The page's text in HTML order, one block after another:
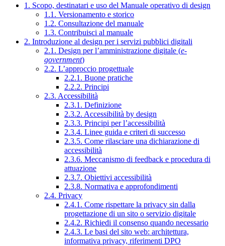
1. Scopo, destinatari e uso del Manuale operativo di design
1.1. Versionamento e storico
1.2. Consultazione del manuale
1.3. Contribuisci al manuale
2. Introduzione al design per i servizi pubblici digitali
2.1. Design per l’amministrazione digitale (e-
government)
2.2. L’approccio progettuale
2.2.1. Buone pratiche
2.2.2. Principi
2.3. Accessibilità
2.3.1. Definizione
2.3.2. Accessibilità by design
2.3.3. Principi per l’accessibilità
2.3.4. Linee guida e criteri di successo
2.3.5. Come rilasciare una dichiarazione di
accessibilità
2.3.6. Meccanismo di feedback e procedura di
attuazione
2.3.7. Obiettivi accessibilità
2.3.8. Normativa e approfondimenti
2.4. Privacy
2.4.1. Come rispettare la privacy sin dalla
progettazione di un sito o servizio digitale
2.4.2. Richiedi il consenso quando necessario
2.4.3. Le basi del sito web: architettura,
informativa privacy, riferimenti DPO